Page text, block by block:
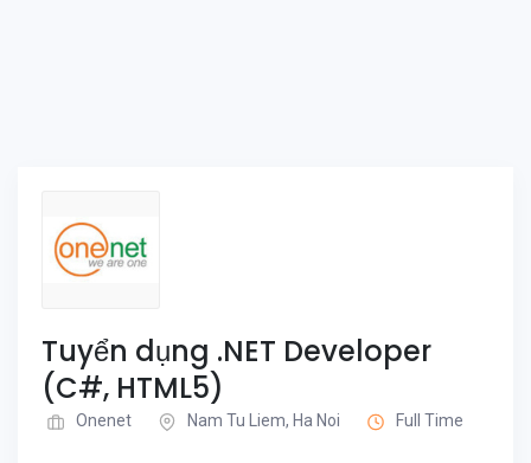
Tuyển dụng .NET Developer
(C#, HTML5)
Onenet Nam Tu Liem, Ha Noi Full Time